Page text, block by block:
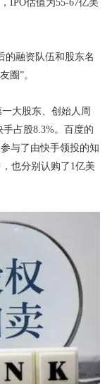
IPO估值为55-67亿美
的融资队伍和股东名
圈”。
大股东、创始人周
占股8.3%。百度的
与了由快手领投的知
也分别认购了1亿美